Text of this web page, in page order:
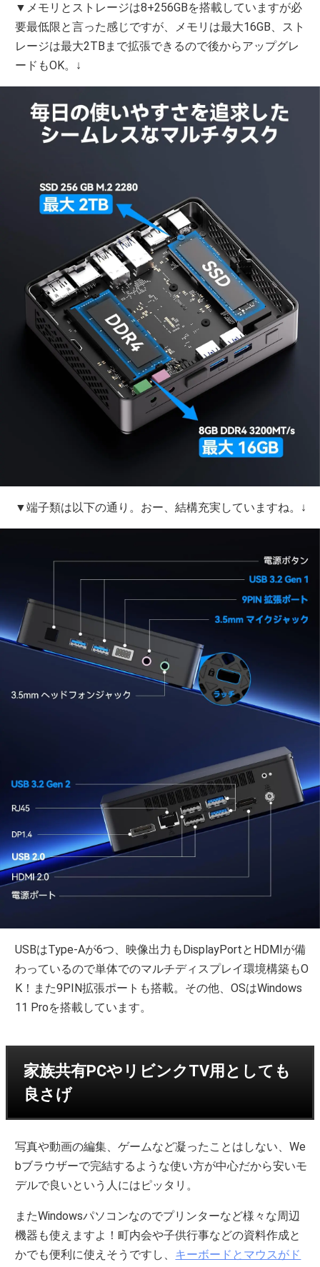
▼メモリとストレージは8+256GBを搭載していますが必
要最低限と言った感じですが、メモリは最大16GB、スト
レージは最大2TBまで拡張できるので後からアップグレ
ードもOK。↓
▼端子類は以下の通り。おー、結構充実していますね。↓
USBはType‐Aが6つ、映像出力もDisplayPortとHDMIが備
わっているので単体でのマルチディスプレイ環境構築もO
K！また9PIN拡張ポートも搭載。その他、OSはWindows
11 Proを搭載しています。
家族共有PCやリビンクTV用としても
良さげ
写真や動画の編集、ゲームなど凝ったことはしない、We
bブラウザーで完結するような使い方が中心だから安いモ
デルで良いという人にはピッタリ。
またWindowsパソコンなのでプリンターなど様々な周辺
機器も使えますよ！町内会や子供行事などの資料作成と
かでも便利に使えそうですし、 キーボードとマウスがド